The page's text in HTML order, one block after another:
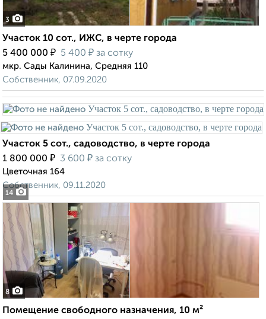
3
Участок 10 сот., ИЖС, в черте города
5 400 000 ₽ 5 400 ₽ за сотку
мкр. Сады Калинина, Средняя 110
Собственник, 07.09.2020
14
Участок 5 сот., садоводство, в черте города
1 800 000 ₽ 3 600 ₽ за сотку
Цветочная 164
Собственник, 09.11.2020
8
Помещение свободного назначения, 10 м²